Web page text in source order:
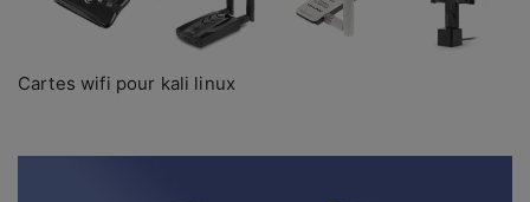
Cartes wifi pour kali linux